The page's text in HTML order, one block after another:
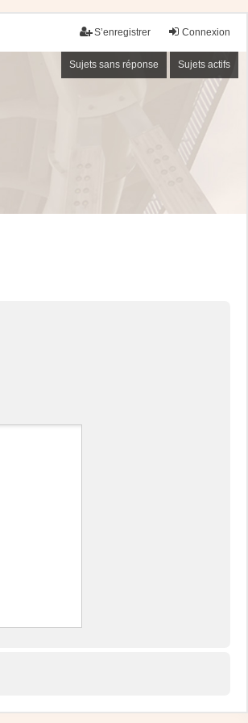
Connexion
S’enregistrer
Sujets sans réponse Sujets actifs